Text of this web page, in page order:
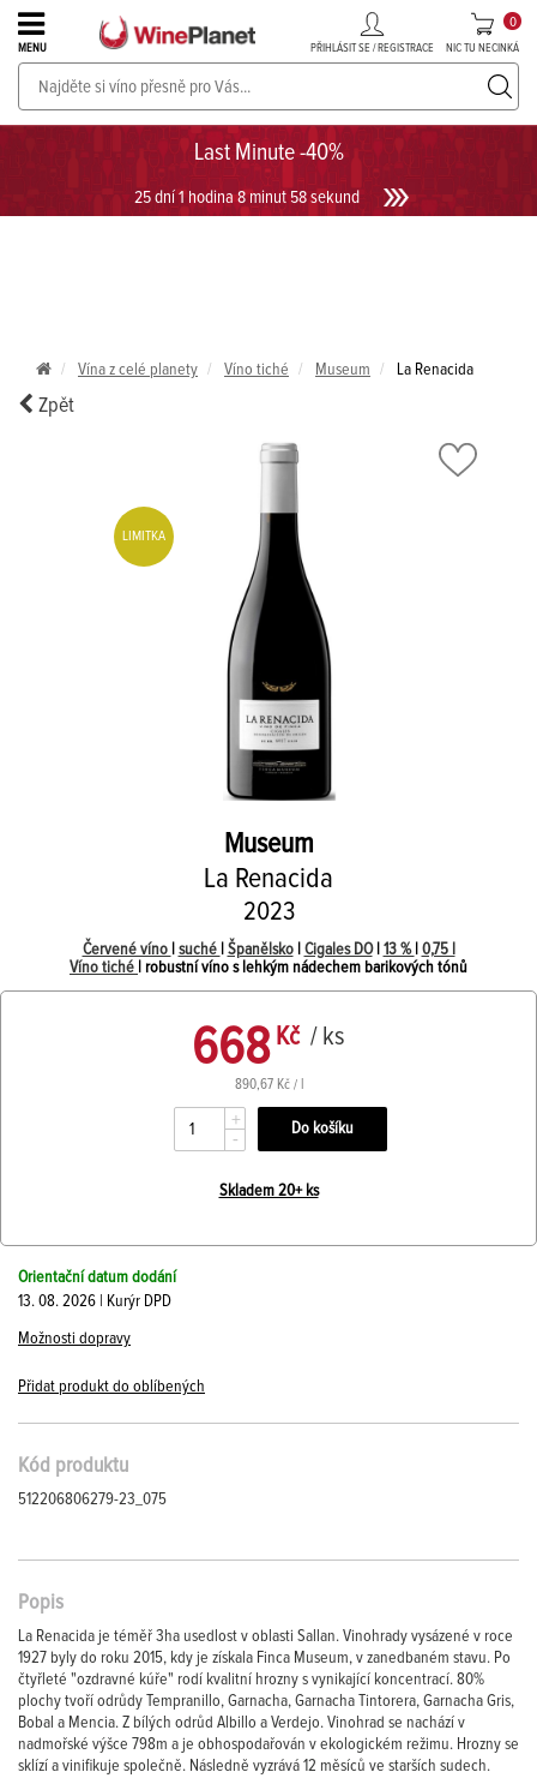
Last Minute -40%
25 dní 1 hodina 8 minut 58 sekund
MENU PŘIHLÁSIT SE / REGISTRACE NIC TU NECINKÁ
0
PROSECCO v akci až do -30%!UKÁZAT PROSECCO
Vína z celé planety Víno tiché Museum La Renacida
Zpět
LIMITKA
Museum
La Renacida
2023
Červené víno suché Španělsko| Cigales DO| 13 % 0,75 l
Víno tiché
| robustní víno s lehkým nádechem barikových tónů
668 Kč / ks
890,67 Kč / l
+
-
Skladem 20+ ks
Orientační datum dodání
13. 08. 2026 | Kurýr DPD
Možnosti dopravy
Přidat produkt do oblíbených
Kód produktu
512206806279-23_075
Popis
La Renacida je téměř 3ha usedlost v oblasti Sallan. Vinohrady vysázené v roce
1927 byly do roku 2015, kdy je získala Finca Museum, v zanedbaném stavu. Po
čtyřleté "ozdravné kúře" rodí kvalitní hrozny s vynikající koncentrací. 80%
plochy tvoří odrůdy Tempranillo, Garnacha, Garnacha Tintorera, Garnacha Gris,
Bobal a Mencia. Z bílých odrůd Albillo a Verdejo. Vinohrad se nachází v
nadmořské výšce 798m a je obhospodařován v ekologickém režimu. Hrozny se
sklízí a vinifikuje společně. Následně vyzrává 12 měsíců ve starších sudech.